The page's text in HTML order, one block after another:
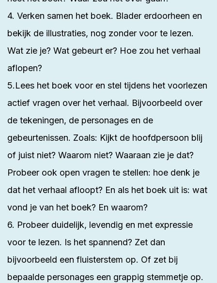
4. Verken samen het boek. Blader erdoorheen en
bekijk de illustraties, nog zonder voor te lezen.
Wat zie je? Wat gebeurt er? Hoe zou het verhaal
aflopen?
5.Lees het boek voor en stel tijdens het voorlezen
actief vragen over het verhaal. Bijvoorbeeld over
de tekeningen, de personages en de
gebeurtenissen. Zoals: Kijkt de hoofdpersoon blij
of juist niet? Waarom niet? Waaraan zie je dat?
Probeer ook open vragen te stellen: hoe denk je
dat het verhaal afloopt? En als het boek uit is: wat
vond je van het boek? En waarom?
6. Probeer duidelijk, levendig en met expressie
voor te lezen. Is het spannend? Zet dan
bijvoorbeeld een fluisterstem op. Of zet bij
bepaalde personages een grappig stemmetje op.